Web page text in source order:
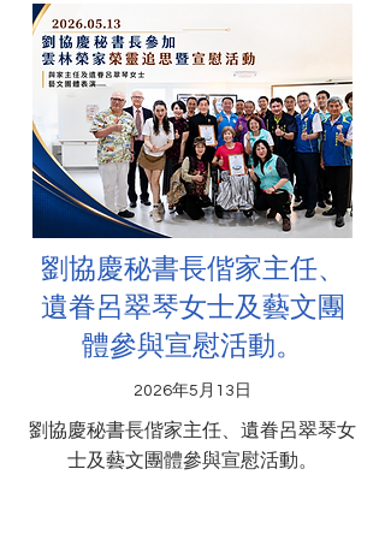
劉協慶秘書長偕家主任、
遺眷呂翠琴女士及藝文團
體參與宣慰活動。
2026年5月13日
劉協慶秘書長偕家主任、遺眷呂翠琴女
士及藝文團體參與宣慰活動。